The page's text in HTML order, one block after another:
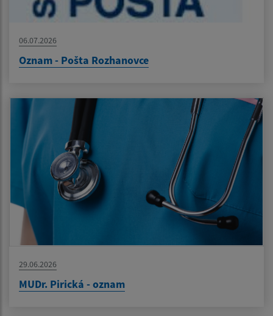
06.07.2026
Oznam - Pošta Rozhanovce
29.06.2026
MUDr. Pirická - oznam